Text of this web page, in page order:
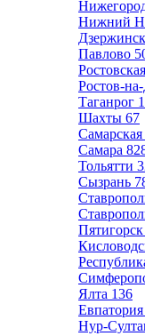
Нижний
Дзержинск
Павлово
Ростов-
Таганрог
Шахты 67
Самарская
Самара
Тольятти
Сызрань
Пятигорск
Ялта 136
Евпатория
Нур-